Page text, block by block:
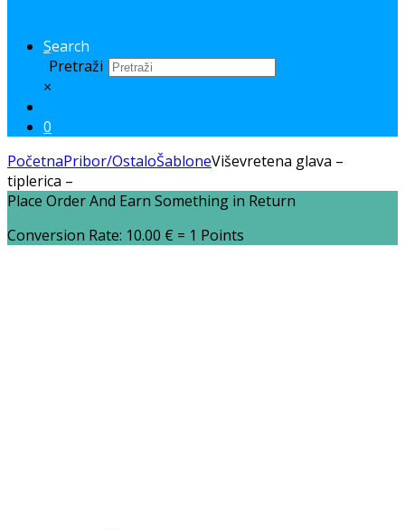
Search
Pretraži
×
0
PočetnaPribor/OstaloŠabloneViševretena glava –
tiplerica –
Place Order And Earn Something in Return
Conversion Rate: 10.00 € = 1 Points